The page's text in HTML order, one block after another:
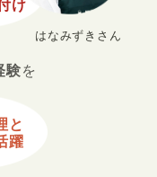
験を
と
躍
はなみずきさん
け